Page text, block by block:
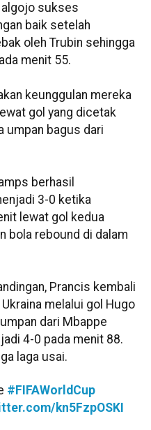
algojo sukses
baik setelah
oleh Trubin sehingga
menit 55.
keunggulan mereka
gol yang dicetak
umpan bagus dari
berhasil
3-0 ketika
lewat gol kedua
bola rebound di dalam
Prancis kembali
melalui gol Hugo
dari Mbappe
4-0 pada menit 88.
laga usai.
#FIFAWorldCup
kn5FzpOSKI